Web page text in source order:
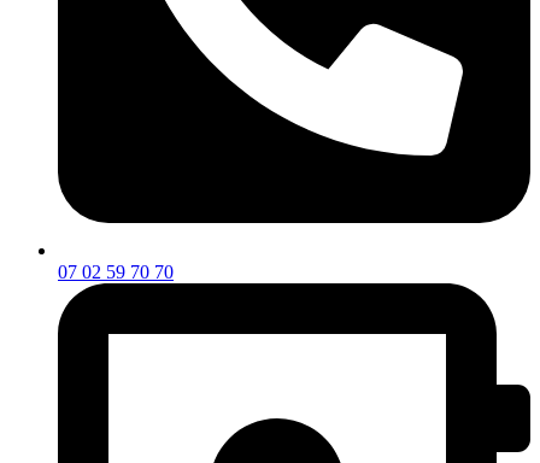
07 02 59 70 70